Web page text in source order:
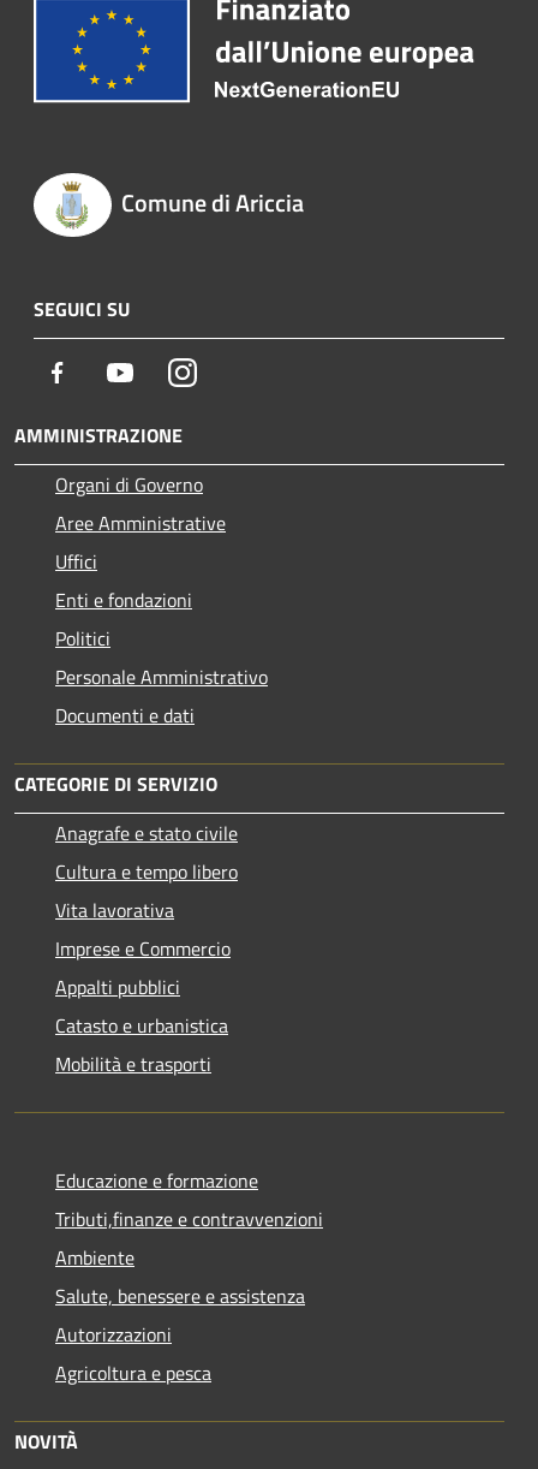
Comune di Ariccia
SEGUICI SU
Facebook YoutubeInstagram
AMMINISTRAZIONE
Organi di Governo
Aree Amministrative
Uffici
Enti e fondazioni
Politici
Personale Amministrativo
Documenti e dati
CATEGORIE DI SERVIZIO
Anagrafe e stato civile
Cultura e tempo libero
Vita lavorativa
Imprese e Commercio
Appalti pubblici
Catasto e urbanistica
Mobilità e trasporti
Educazione e formazione
Tributi,finanze e contravvenzioni
Ambiente
Salute, benessere e assistenza
Autorizzazioni
Agricoltura e pesca
NOVITÀ